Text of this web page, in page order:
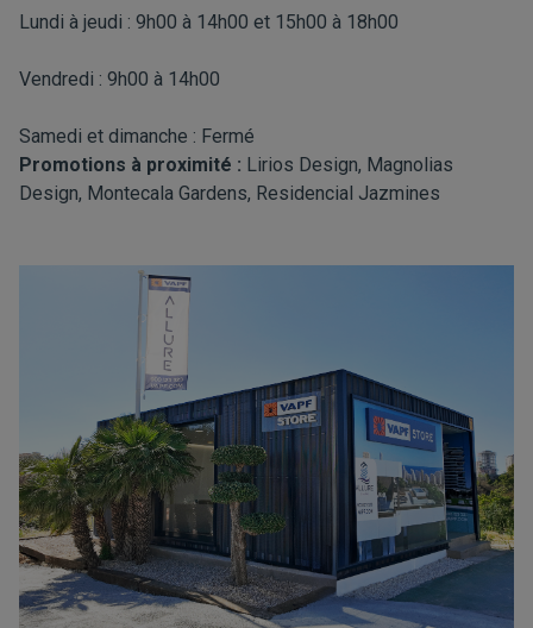
Lundi à jeudi : 9h00 à 14h00 et 15h00 à 18h00
Vendredi : 9h00 à 14h00
Samedi et dimanche : Fermé
Promotions à proximité : Lirios Design, Magnolias
Design, Montecala Gardens, Residencial Jazmines